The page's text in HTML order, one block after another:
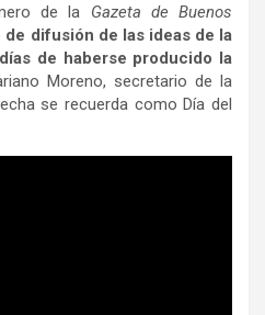
de la Gazeta de Buenos
de difusión de las ideas de la
de haberse producido la
Moreno, secretario de la
se recuerda como Día del